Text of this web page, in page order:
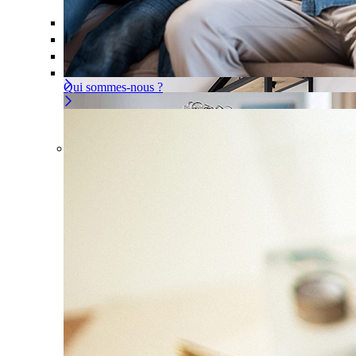
Offre À la carte Gérer ou déléguer votre sécurité, à vous
Pour un appartement Une installation adaptée à votre
Les problèmes couverts
Qui sommes-nous ?